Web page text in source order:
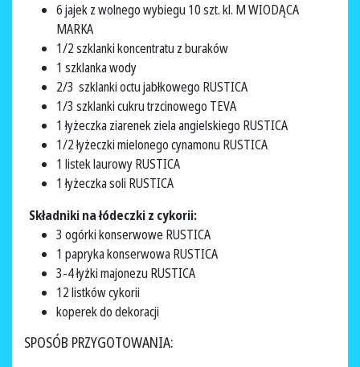
6 jajek z wolnego wybiegu 10 szt. kl. M WIODĄCA
MARKA
1/2 szklanki koncentratu z buraków
1 szklanka wody
2/3 szklanki octu jabłkowego RUSTICA
1/3 szklanki cukru trzcinowego TEVA
1 łyżeczka ziarenek ziela angielskiego RUSTICA
1/2 łyżeczki mielonego cynamonu RUSTICA
1 listek laurowy RUSTICA
1 łyżeczka soli RUSTICA
Składniki na łódeczki z cykorii:
3 ogórki konserwowe RUSTICA
1 papryka konserwowa RUSTICA
3-4 łyżki majonezu RUSTICA
12 listków cykorii
koperek do dekoracji
SPOSÓB PRZYGOTOWANIA: